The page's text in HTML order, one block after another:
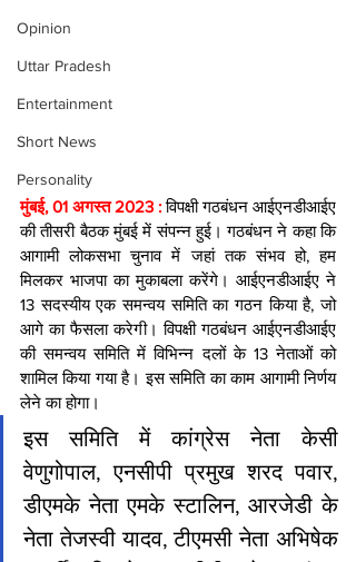
Opinion
Uttar Pradesh
Entertainment
Short News
Personality
मुंबई, 01 अगस्त 2023 : विपक्षी गठबंधन आईएनडीआईए
की तीसरी बैठक मुंबई में संपन्न हुई। गठबंधन ने कहा कि
आगामी लोकसभा चुनाव में जहां तक संभव हो, हम
मिलकर भाजपा का मुकाबला करेंगे। आईएनडीआईए ने
13 सदस्यीय एक समन्वय समिति का गठन किया है, जो
आगे का फैसला करेगी। विपक्षी गठबंधन आईएनडीआईए
की समन्वय समिति में विभिन्न दलों के 13 नेताओं को
शामिल किया गया है। इस समिति का काम आगामी निर्णय
लेने का होगा।
इस समिति में कांग्रेस नेता केसी
वेणुगोपाल, एनसीपी प्रमुख शरद पवार,
डीएमके नेता एमके स्टालिन, आरजेडी के
नेता तेजस्वी यादव, टीएमसी नेता अभिषेक